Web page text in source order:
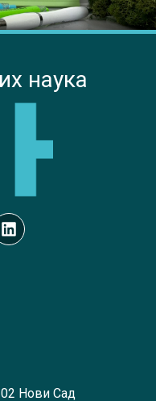
наука
Нови Сад